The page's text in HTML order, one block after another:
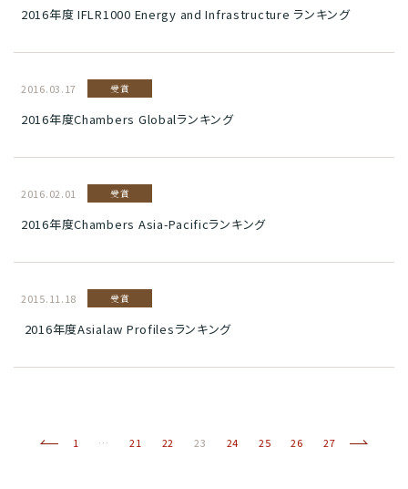
2016年度 IFLR1000 Energy and Infrastructure ランキング
2016.03.17 受賞
2016年度Chambers Globalランキング
2016.02.01 受賞
2016年度Chambers Asia-Pacificランキング
2015.11.18 受賞
2016年度Asialaw Profilesランキング
前へ1 … 21 22 23 (current)
24 25 26 27 次へ